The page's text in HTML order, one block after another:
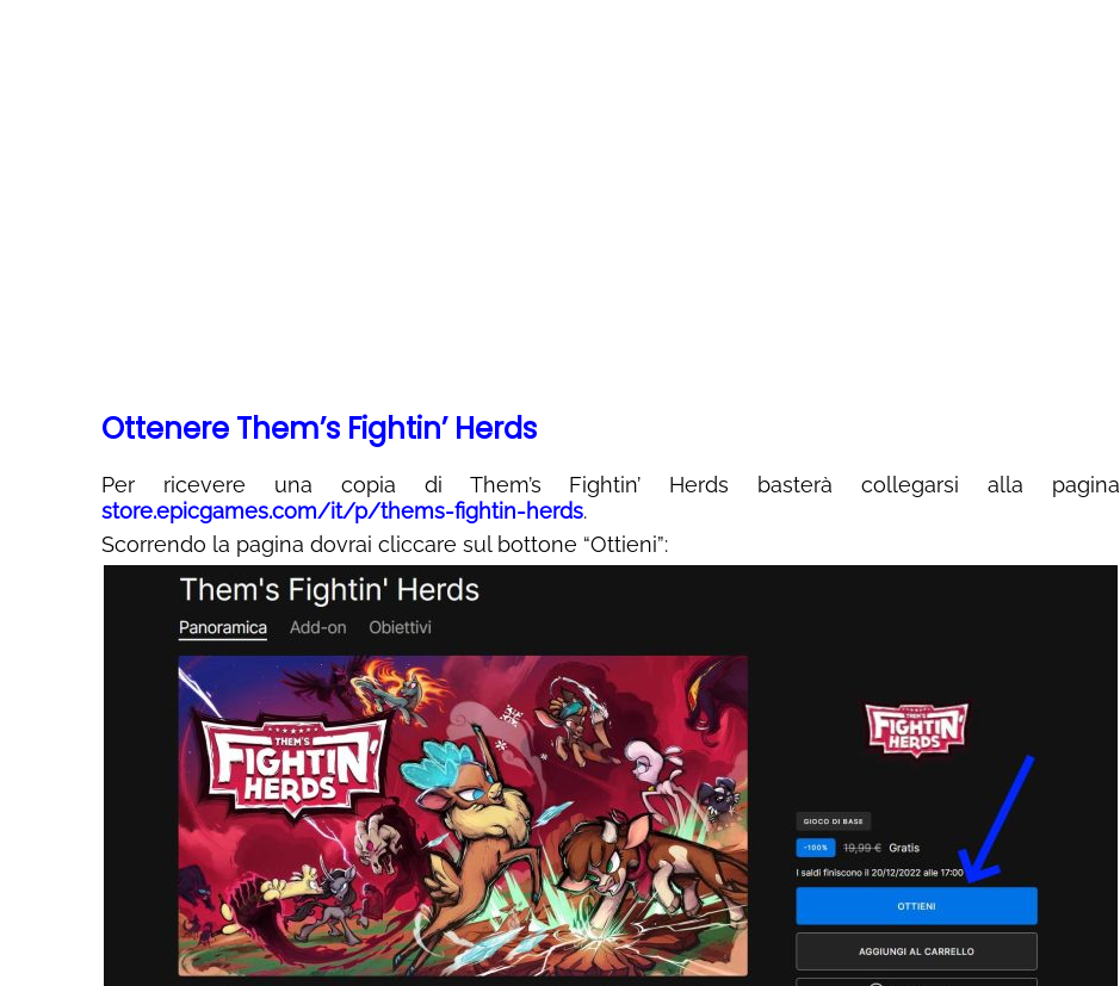
Ottenere Them’s Fightin’ Herds
Per ricevere una copia di Them’s Fightin’ Herds basterà collegarsi alla pagina
store.epicgames.com/it/p/thems-fightin-herds.
Scorrendo la pagina dovrai cliccare sul bottone “Ottieni”: